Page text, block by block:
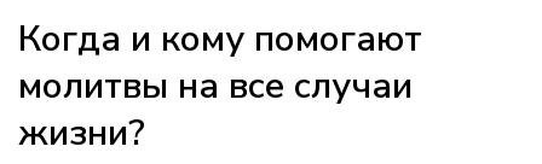
Когда и кому помогают
молитвы на все случаи
жизни?